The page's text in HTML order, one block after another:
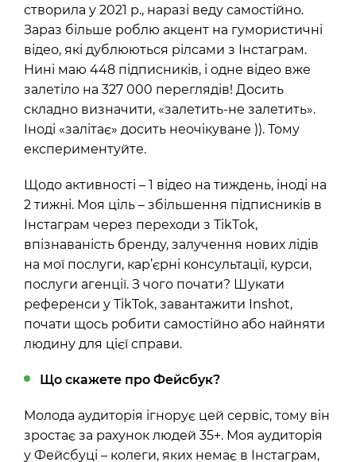
створила у 2021 р., наразі веду самостійно.
Зараз більше роблю акцент на гумористичні
відео, які дублюються рілсами з Інстаграм.
Нині маю 448 підписників, і одне відео вже
залетіло на 327 000 переглядів! Досить
складно визначити, «залетить-не залетить».
Іноді «залітає» досить неочікуване )). Тому
експериментуйте.
Щодо активності – 1 відео на тиждень, іноді на
2 тижні. Моя ціль – збільшення підписників в
Інстаграм через переходи з ТikТok,
впізнаваність бренду, залучення нових лідів
на мої послуги, кар’єрні консультації, курси,
послуги агенції. З чого почати? Шукати
референси у TikTok, завантажити Inshot,
почати щось робити самостійно або найняти
людину для цієї справи.
Що скажете про Фейсбук?
Молода аудиторія ігнорує цей сервіс, тому він
зростає за рахунок людей 35+. Моя аудиторія
у Фейсбуці – колеги, яких немає в Інстаграм,